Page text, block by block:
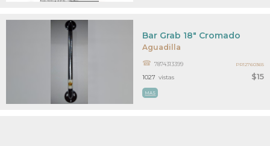
Aguadilla
$15
Bar Grab 18" Cromado
7874313399
MAS
1027 vistas
PR12760365